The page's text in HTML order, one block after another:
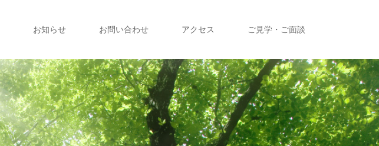
お知らせ お問い合わせ アクセス ご見学・ご面談